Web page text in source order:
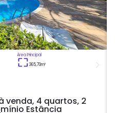
Área Principal
365,70m²
venda, 4 quartos, 2
Estância